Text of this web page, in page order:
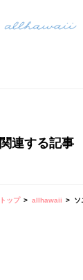
関連する記事
トップ allhawaii ソ